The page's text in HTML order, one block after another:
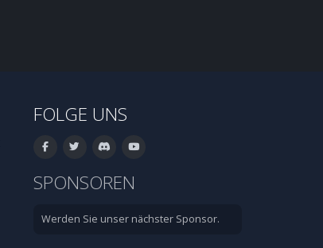
FOLGE UNS
SPONSOREN
Werden Sie unser nächster Sponsor.